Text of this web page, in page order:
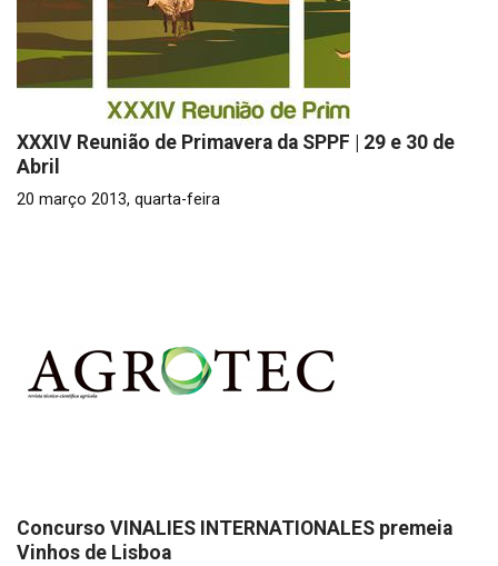
XXXIV Reunião de Primavera da SPPF | 29 e 30 de
Abril
20 março 2013, quarta-feira
Concurso VINALIES INTERNATIONALES premeia
Vinhos de Lisboa